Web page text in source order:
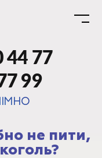
44 77
99
не пити,